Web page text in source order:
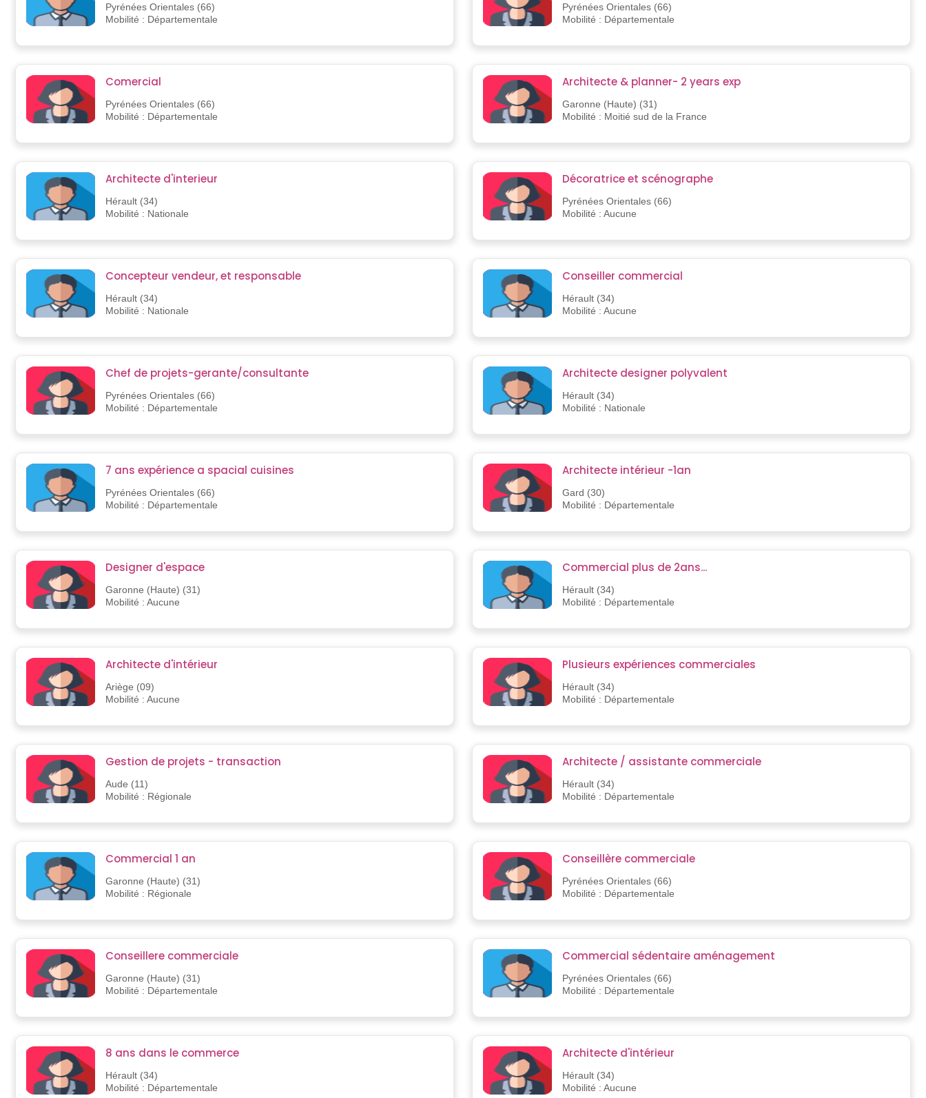
Pyrénées Orientales (66)
Mobilité : Départementale
Pyrénées Orientales (66)
Mobilité : Départementale
Comercial
Pyrénées Orientales (66)
Mobilité : Départementale
Architecte & planner- 2 years exp
Garonne (Haute) (31)
Mobilité : Moitié sud de la France
Architecte d'interieur
Hérault (34)
Mobilité : Nationale
Décoratrice et scénographe
Pyrénées Orientales (66)
Mobilité : Aucune
Concepteur vendeur, et responsable
Hérault (34)
Mobilité : Nationale
Conseiller commercial
Hérault (34)
Mobilité : Aucune
Chef de projets-gerante/consultante
Pyrénées Orientales (66)
Mobilité : Départementale
Architecte designer polyvalent
Hérault (34)
Mobilité : Nationale
7 ans expérience a spacial cuisines
Pyrénées Orientales (66)
Mobilité : Départementale
Architecte intérieur -1an
Gard (30)
Mobilité : Départementale
Designer d'espace
Garonne (Haute) (31)
Mobilité : Aucune
Commercial plus de 2ans...
Hérault (34)
Mobilité : Départementale
Architecte d'intérieur
Ariège (09)
Mobilité : Aucune
Plusieurs expériences commerciales
Hérault (34)
Mobilité : Départementale
Gestion de projets - transaction
Aude (11)
Mobilité : Régionale
Architecte / assistante commerciale
Hérault (34)
Mobilité : Départementale
Commercial 1 an
Garonne (Haute) (31)
Mobilité : Régionale
Conseillère commerciale
Pyrénées Orientales (66)
Mobilité : Départementale
Conseillere commerciale
Garonne (Haute) (31)
Mobilité : Départementale
Commercial sédentaire aménagement
Pyrénées Orientales (66)
Mobilité : Départementale
8 ans dans le commerce
Hérault (34)
Mobilité : Départementale
Architecte d'intérieur
Hérault (34)
Mobilité : Aucune